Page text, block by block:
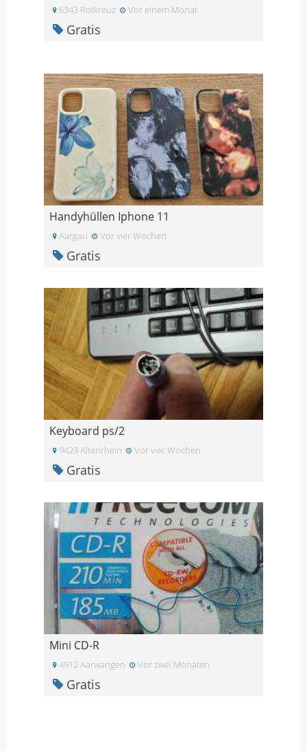
6343 Rotkreuz Vor einem Monat
Gratis
Handyhüllen Iphone 11
Aargau Vor vier Wochen
Gratis
Keyboard ps/2
9423 Altenrhein Vor vier Wochen
Gratis
Mini CD-R
4912 Aarwangen Vor zwei Monaten
Gratis